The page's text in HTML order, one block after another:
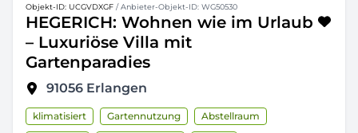
Objekt-ID: UCGVDXGF / Anbieter-Objekt-ID: WG50530
HEGERICH: Wohnen wie im Urlaub
– Luxuriöse Villa mit
Gartenparadies
91056 Erlangen
klimatisiert Gartennutzung
Abstellraum